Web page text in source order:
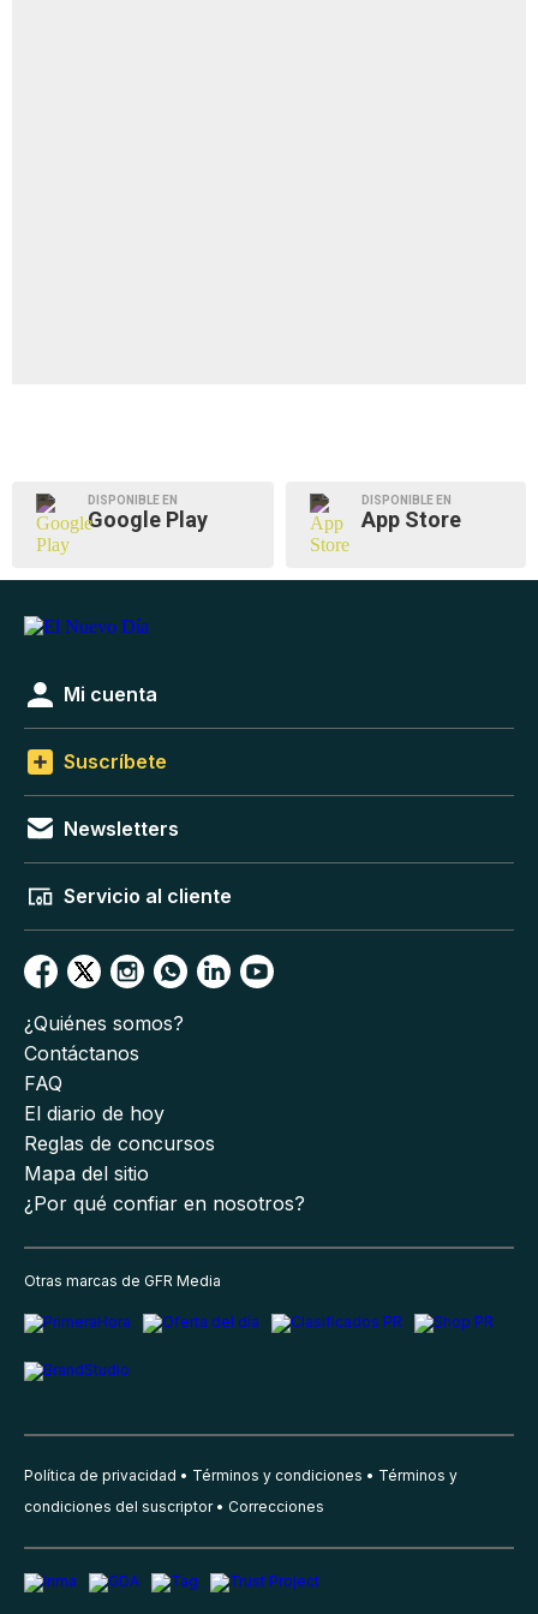
DISPONIBLE EN
Google Play
DISPONIBLE EN
App Store
Mi cuenta
Suscríbete
Newsletters
Servicio al cliente
¿Quiénes somos?
Contáctanos
FAQ
El diario de hoy
Reglas de concursos
Mapa del sitio
¿Por qué confiar en nosotros?
Otras marcas de GFR Media
Política de privacidad Términos y condiciones
Términos y
condiciones del suscriptor
Correcciones